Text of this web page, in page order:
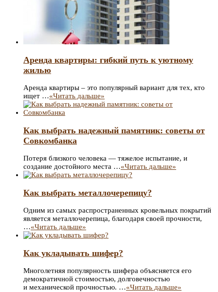
Аренда квартиры: гибкий путь к уютному
жилью
Аренда квартиры – это популярный вариант для тех, кто
ищет …«Читать дальше»
Как выбрать надежный памятник: советы от
Совкомбанка
Потеря близкого человека — тяжелое испытание, и
создание достойного места …«Читать дальше»
Как выбрать металлочерепицу?
Одним из самых распространенных кровельных покрытий
является металлочерепица, благодаря своей прочности,
…«Читать дальше»
Как укладывать шифер?
Многолетняя популярность шифера объясняется его
демократичной стоимостью, долговечностью
и механической прочностью. …«Читать дальше»